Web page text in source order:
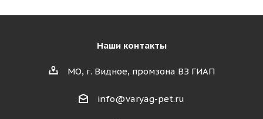
Наши контакты
info@varyag-pet.ru
МО, г. Видное, промзона ВЗ ГИАП